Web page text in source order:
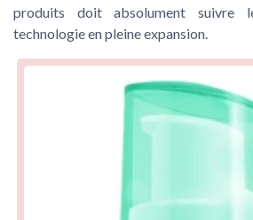
produits doit absolument suivre
technologie en pleine expansion.